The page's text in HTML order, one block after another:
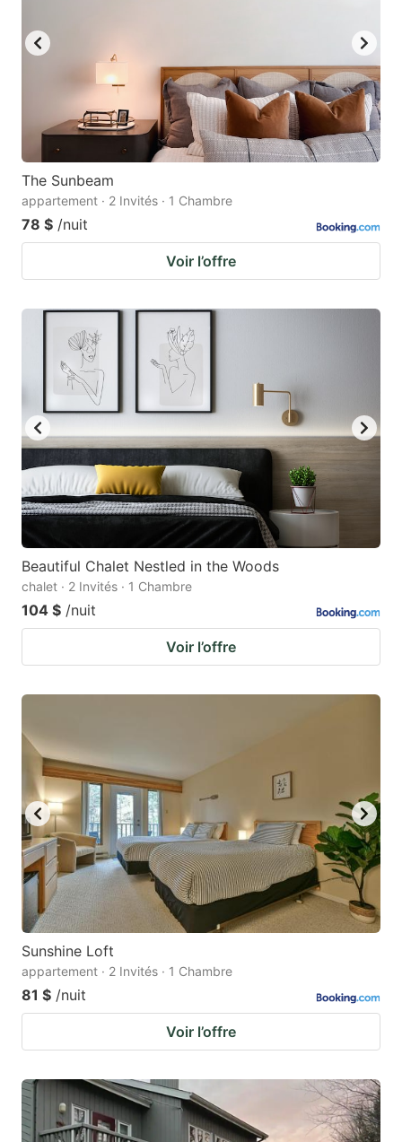
The Sunbeam
appartement · 2 Invités · 1 Chambre
78 $ /nuit
Voir l’offre
Beautiful Chalet Nestled in the Woods
chalet · 2 Invités · 1 Chambre
104 $ /nuit
Voir l’offre
Sunshine Loft
appartement · 2 Invités · 1 Chambre
81 $ /nuit
Voir l’offre